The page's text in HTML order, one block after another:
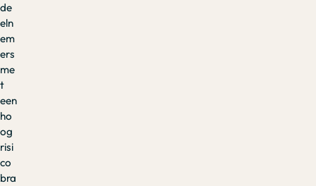
de
eln
em
ers
me
t
een
ho
og
risi
co
bra